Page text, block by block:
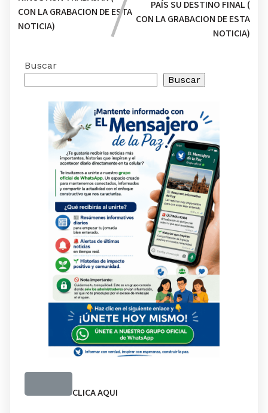
CON LA GRABACION DE ESTA
NOTICIA)
PAÍS SU DESTINO FINAL (
CON LA GRABACION DE ESTA
NOTICIA)
Buscar
Buscar
CLICA AQUI